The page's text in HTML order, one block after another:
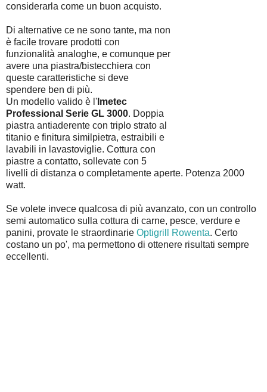
considerarla come un buon acquisto.
Di alternative ce ne sono tante, ma non
è facile trovare prodotti con
funzionalità analoghe, e comunque per
avere una piastra/bistecchiera con
queste caratteristiche si deve
spendere ben di più.
Un modello valido è l' Imetec
Professional Serie GL 3000. Doppia
piastra antiaderente con triplo strato al
titanio e finitura similpietra, estraibili e
lavabili in lavastoviglie. Cottura con
piastre a contatto, sollevate con 5
livelli di distanza o completamente aperte. Potenza 2000
watt.
Se volete invece qualcosa di più avanzato, con un controllo
semi automatico sulla cottura di carne, pesce, verdure e
panini, provate le straordinarie Optigrill Rowenta. Certo
costano un po', ma permettono di ottenere risultati sempre
eccellenti.